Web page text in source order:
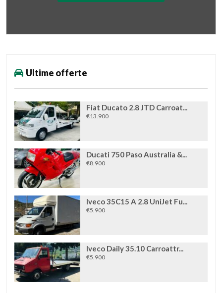
Ultime offerte
Fiat Ducato 2.8 JTD Carroat...
€13.900
Ducati 750 Paso Australia &...
€8.900
Iveco 35C15 A 2.8 UniJet Fu...
€5.900
Iveco Daily 35.10 Carroattr...
€5.900